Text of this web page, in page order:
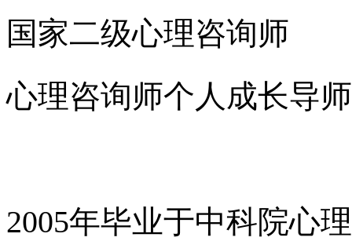
国家二级心理咨询师
心理咨询师个人成长导师
2005年毕业于中科院心